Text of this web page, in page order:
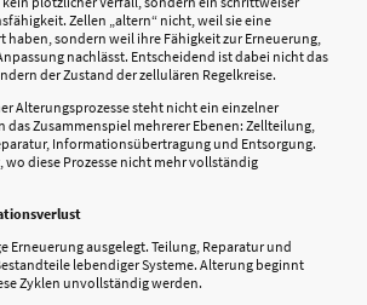
Zellen „altern“ nicht, weil sie eine
haben, sondern weil ihre Fähigkeit zur Erneuerung,
nachlässt. Entscheidend ist dabei nicht das
der Zustand der zellulären Regelkreise.
Alterungsprozesse steht nicht ein einzelner
das Zusammenspiel mehrerer Ebenen: Zellteilung,
Informationsübertragung und Entsorgung.
diese Prozesse nicht mehr vollständig
Erneuerung ausgelegt. Teilung, Reparatur und
lebendiger Systeme. Alterung beginnt
Zyklen unvollständig werden.